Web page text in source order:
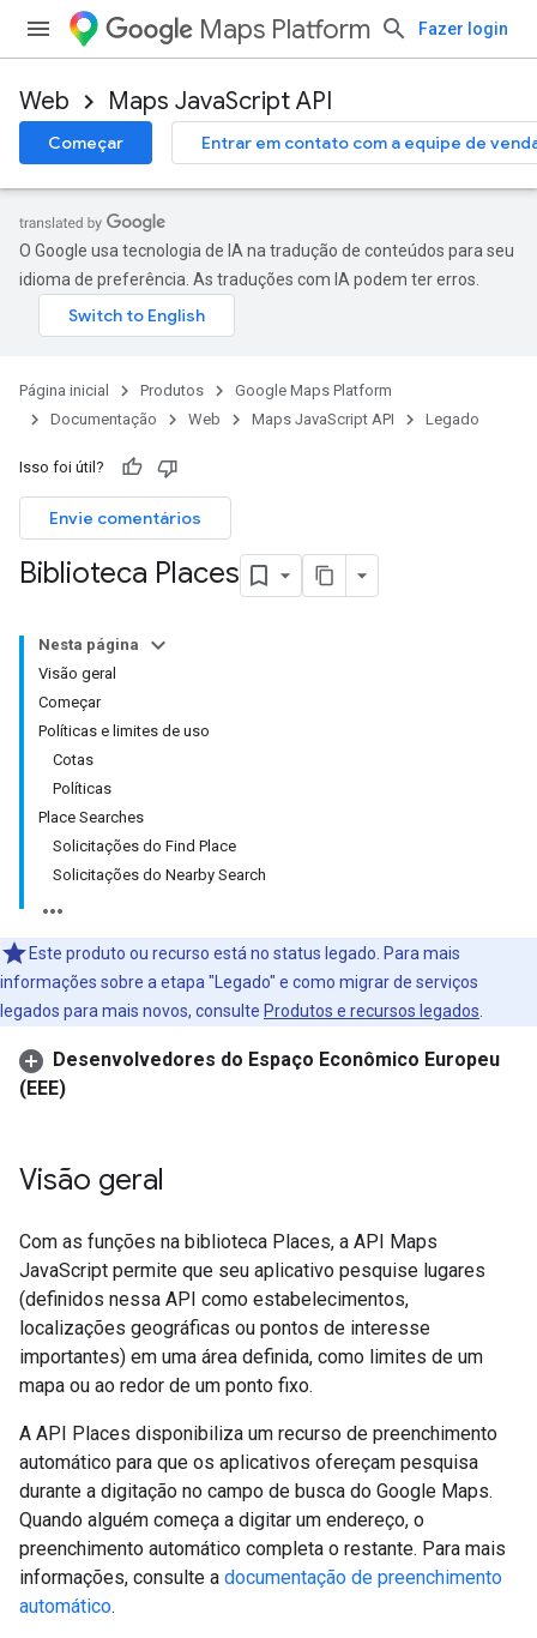
Maps Platform Fazer login
Web Maps JavaScript API
Começar Entrar em contato com a equipe de
O Google usa tecnologia de IA na tradução de conteúdos para seu
idioma de preferência. As traduções com IA podem ter erros.
Página inicial Produtos
Google Maps Platform
Documentação
Web Maps JavaScript API Legado
Isso foi útil?
Envie comentários
Biblioteca Places
Nesta página
Visão geral
Começar
Políticas e limites de uso
Cotas
Políticas
Place Searches
Solicitações do Find Place
Solicitações do Nearby Search
Este produto ou recurso está no status legado. Para mais
informações sobre a etapa "Legado" e como migrar de serviços
legados para mais novos, consulte Produtos e recursos legados
Desenvolvedores do Espaço Econômico Europeu
(EEE)
Visão geral
Com as funções na biblioteca Places, a API Maps
JavaScript permite que seu aplicativo pesquise lugares
(definidos nessa API como estabelecimentos,
localizações geográficas ou pontos de interesse
importantes) em uma área definida, como limites de um
mapa ou ao redor de um ponto fixo.
A API Places disponibiliza um recurso de preenchimento
automático para que os aplicativos ofereçam pesquisa
durante a digitação no campo de busca do Google Maps.
Quando alguém começa a digitar um endereço, o
preenchimento automático completa o restante. Para mais
informações, consulte a documentação de preenchimento
automático.